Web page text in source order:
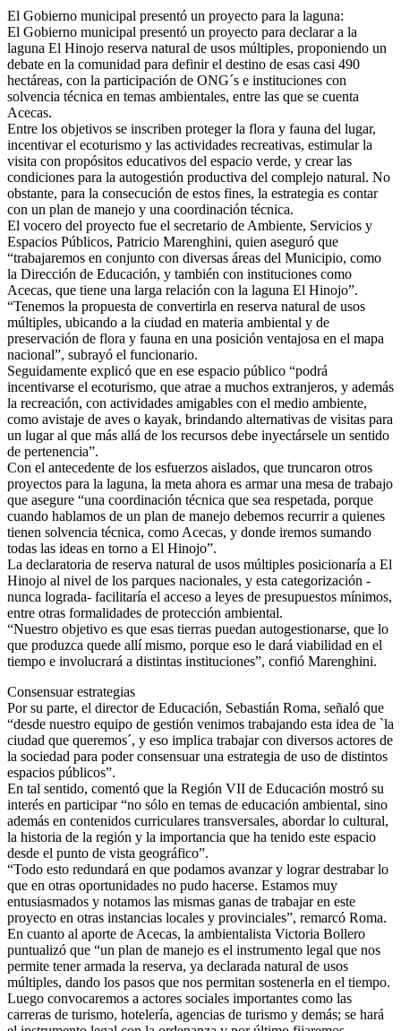
El Gobierno municipal presentó un proyecto para la laguna:
El Gobierno municipal presentó un proyecto para declarar a la
laguna El Hinojo reserva natural de usos múltiples, proponiendo un
debate en la comunidad para definir el destino de esas casi 490
hectáreas, con la participación de ONG´s e instituciones con
solvencia técnica en temas ambientales, entre las que se cuenta
Acecas.
Entre los objetivos se inscriben proteger la flora y fauna del lugar,
incentivar el ecoturismo y las actividades recreativas, estimular la
visita con propósitos educativos del espacio verde, y crear las
condiciones para la autogestión productiva del complejo natural. No
obstante, para la consecución de estos fines, la estrategia es contar
con un plan de manejo y una coordinación técnica.
El vocero del proyecto fue el secretario de Ambiente, Servicios y
Espacios Públicos, Patricio Marenghini, quien aseguró que
“trabajaremos en conjunto con diversas áreas del Municipio, como
la Dirección de Educación, y también con instituciones como
Acecas, que tiene una larga relación con la laguna El Hinojo”.
“Tenemos la propuesta de convertirla en reserva natural de usos
múltiples, ubicando a la ciudad en materia ambiental y de
preservación de flora y fauna en una posición ventajosa en el mapa
nacional”, subrayó el funcionario.
Seguidamente explicó que en ese espacio público “podrá
incentivarse el ecoturismo, que atrae a muchos extranjeros, y además
la recreación, con actividades amigables con el medio ambiente,
como avistaje de aves o kayak, brindando alternativas de visitas para
un lugar al que más allá de los recursos debe inyectársele un sentido
de pertenencia”.
Con el antecedente de los esfuerzos aislados, que truncaron otros
proyectos para la laguna, la meta ahora es armar una mesa de trabajo
que asegure “una coordinación técnica que sea respetada, porque
cuando hablamos de un plan de manejo debemos recurrir a quienes
tienen solvencia técnica, como Acecas, y donde iremos sumando
todas las ideas en torno a El Hinojo”.
La declaratoria de reserva natural de usos múltiples posicionaría a El
Hinojo al nivel de los parques nacionales, y esta categorización -
nunca lograda- facilitaría el acceso a leyes de presupuestos mínimos,
entre otras formalidades de protección ambiental.
“Nuestro objetivo es que esas tierras puedan autogestionarse, que lo
que produzca quede allí mismo, porque eso le dará viabilidad en el
tiempo e involucrará a distintas instituciones”, confió Marenghini.
Consensuar estrategias
Por su parte, el director de Educación, Sebastián Roma, señaló que
“desde nuestro equipo de gestión venimos trabajando esta idea de `la
ciudad que queremos´, y eso implica trabajar con diversos actores de
la sociedad para poder consensuar una estrategia de uso de distintos
espacios públicos”.
En tal sentido, comentó que la Región VII de Educación mostró su
interés en participar “no sólo en temas de educación ambiental, sino
además en contenidos curriculares transversales, abordar lo cultural,
la historia de la región y la importancia que ha tenido este espacio
desde el punto de vista geográfico”.
“Todo esto redundará en que podamos avanzar y lograr destrabar lo
que en otras oportunidades no pudo hacerse. Estamos muy
entusiasmados y notamos las mismas ganas de trabajar en este
proyecto en otras instancias locales y provinciales”, remarcó Roma.
En cuanto al aporte de Acecas, la ambientalista Victoria Bollero
puntualizó que “un plan de manejo es el instrumento legal que nos
permite tener armada la reserva, ya declarada natural de usos
múltiples, dando los pasos que nos permitan sostenerla en el tiempo.
Luego convocaremos a actores sociales importantes como las
carreras de turismo, hotelería, agencias de turismo y demás; se hará